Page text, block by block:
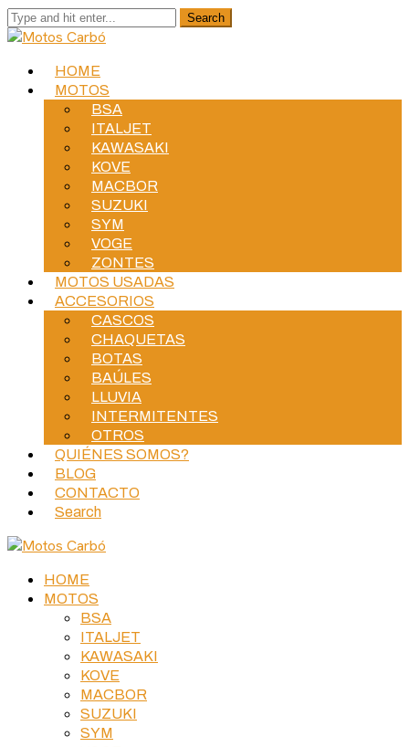
HOME
MOTOS
BSA
ITALJET
KAWASAKI
KOVE
MACBOR
SUZUKI
SYM
VOGE
ZONTES
MOTOS USADAS
ACCESORIOS
CASCOS
CHAQUETAS
BOTAS
BAÚLES
LLUVIA
INTERMITENTES
OTROS
QUIÉNES SOMOS?
BLOG
CONTACTO
Search
HOME
MOTOS
BSA
ITALJET
KAWASAKI
KOVE
MACBOR
SUZUKI
SYM